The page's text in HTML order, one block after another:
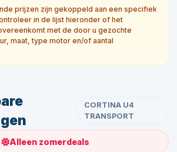
prijzen zijn gekoppeld aan een specifiek
in de lijst hieronder of het
met de door u gezochte
maat, type motor en/of aantal
CORTINA U4
TRANSPORT
Alleen zomerdeals